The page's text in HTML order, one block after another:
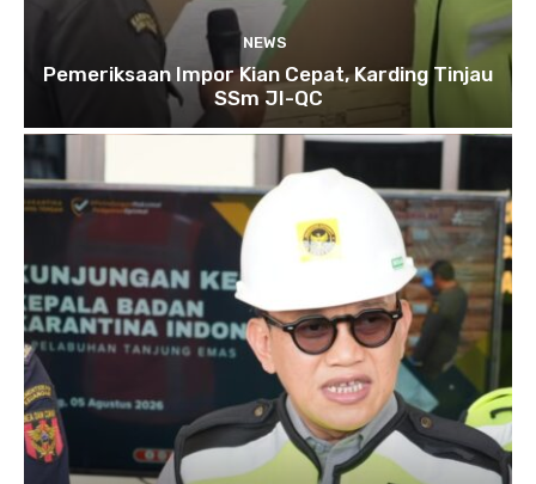
NEWS
Pemeriksaan Impor Kian Cepat, Karding Tinjau
SSm JI-QC